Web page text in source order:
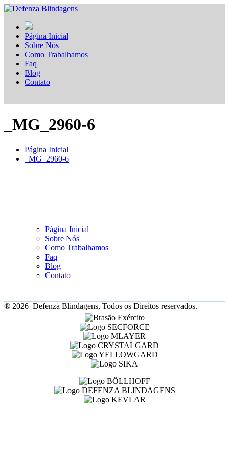
Página Inicial
Sobre Nós
Como Trabalhamos
Faq
Blog
Contato
_MG_2960-6
Página Inicial
_MG_2960-6
Página Inicial
Sobre Nós
Como Trabalhamos
Faq
Blog
Contato
® 2026 Defenza Blindagens, Todos os Direitos reservados.